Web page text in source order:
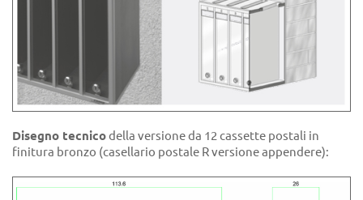
Disegno tecnicodella versione da 12 cassette postali in
finitura bronzo (casellario postale R versione appendere):